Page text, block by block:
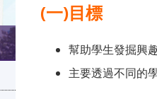
(一)目標
幫助學生發掘興
主要透過不同的